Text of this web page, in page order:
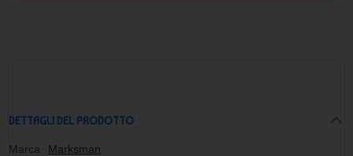
DETTAGLI DEL PRODOTTO
Marca
Marksman